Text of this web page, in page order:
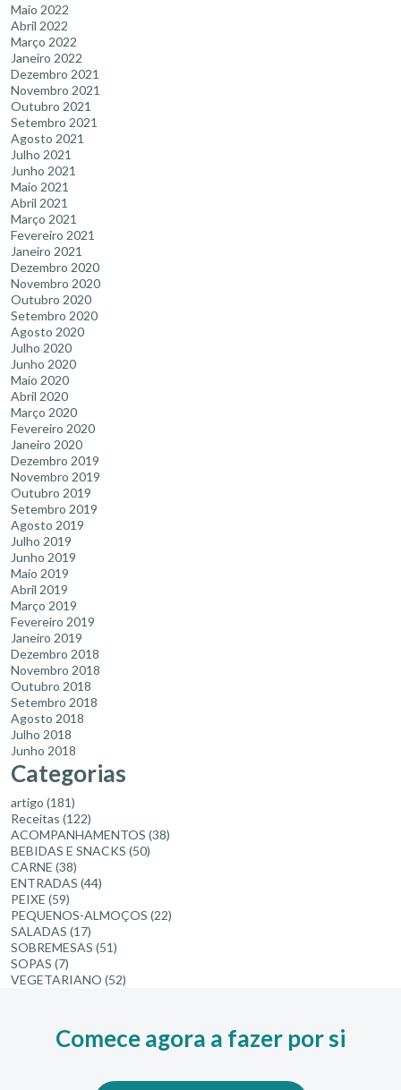
Maio 2022
Abril 2022
Março 2022
Janeiro 2022
Dezembro 2021
Novembro 2021
Outubro 2021
Setembro 2021
Agosto 2021
Julho 2021
Junho 2021
Maio 2021
Abril 2021
Março 2021
Fevereiro 2021
Janeiro 2021
Dezembro 2020
Novembro 2020
Outubro 2020
Setembro 2020
Agosto 2020
Julho 2020
Junho 2020
Maio 2020
Abril 2020
Março 2020
Fevereiro 2020
Janeiro 2020
Dezembro 2019
Novembro 2019
Outubro 2019
Setembro 2019
Agosto 2019
Julho 2019
Junho 2019
Maio 2019
Abril 2019
Março 2019
Fevereiro 2019
Janeiro 2019
Dezembro 2018
Novembro 2018
Outubro 2018
Setembro 2018
Agosto 2018
Julho 2018
Junho 2018
Categorias
artigo (181)
Receitas (122)
ACOMPANHAMENTOS (38)
BEBIDAS E SNACKS (50)
CARNE (38)
ENTRADAS (44)
PEIXE (59)
PEQUENOS-ALMOÇOS (22)
SALADAS (17)
SOBREMESAS (51)
SOPAS (7)
VEGETARIANO (52)
Comece agora a fazer por si